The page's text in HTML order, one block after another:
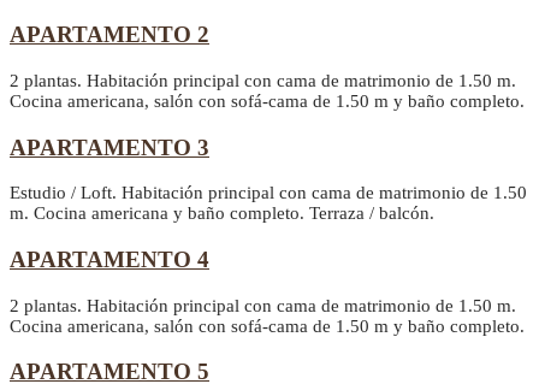
APARTAMENTO 2
2 plantas. Habitación principal con cama de matrimonio de 1.50 m.
Cocina americana, salón con sofá-cama de 1.50 m y baño completo.
APARTAMENTO 3
Estudio / Loft. Habitación principal con cama de matrimonio de 1.50
m. Cocina americana y baño completo. Terraza / balcón.
APARTAMENTO 4
2 plantas. Habitación principal con cama de matrimonio de 1.50 m.
Cocina americana, salón con sofá-cama de 1.50 m y baño completo.
APARTAMENTO 5